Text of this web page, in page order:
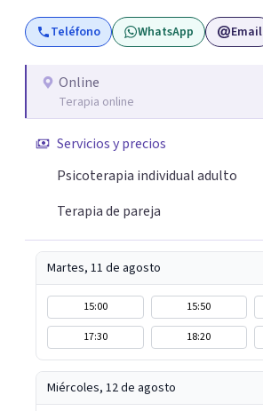
Teléfono WhatsApp Email
Online
Terapia online
Servicios y precios
Psicoterapia individual adulto
Terapia de pareja
Martes, 11 de agosto
15:00 15:50
17:30
18:20
Miércoles, 12 de agosto